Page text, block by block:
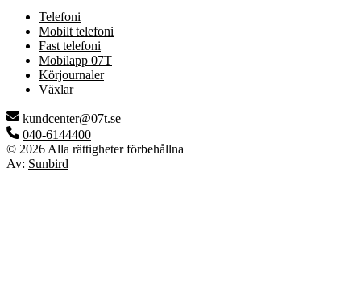
Telefoni
Mobilt telefoni
Fast telefoni
Mobilapp 07T
Körjournaler
Växlar
kundcenter@07t.se
040-6144400
© 2026 Alla rättigheter förbehållna
Av: Sunbird